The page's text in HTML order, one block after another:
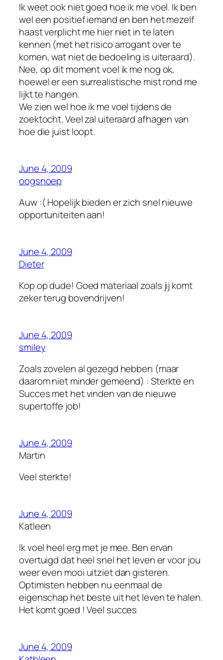
Ik weet ook niet goed hoe ik me voel. Ik ben
wel een positief iemand en ben het mezelf
haast verplicht me hier niet in te laten
kennen (met het risico arrogant over te
komen, wat niet de bedoeling is uiteraard).
Nee, op dit moment voel ik me nog ok,
hoewel er een surrealistische mist rond me
lijkt te hangen.
We zien wel hoe ik me voel tijdens de
zoektocht. Veel zal uiteraard afhagen van
hoe die juist loopt.
June 4, 2009
oogsnoep
Auw :( Hopelijk bieden er zich snel nieuwe
opportuniteiten aan!
June 4, 2009
Dieter
Kop op dude! Goed materiaal zoals jij komt
zeker terug bovendrijven!
June 4, 2009
smiley
Zoals zovelen al gezegd hebben (maar
daarom niet minder gemeend) : Sterkte en
Succes met het vinden van de nieuwe
supertoffe job!
June 4, 2009
Martin
Veel sterkte!
June 4, 2009
Katleen
Ik voel heel erg met je mee. Ben ervan
overtuigd dat heel snel het leven er voor jou
weer even mooi uitziet dan gisteren.
Optimisten hebben nu eenmaal de
eigenschap het beste uit het leven te halen.
Het komt goed ! Veel succes
June 4, 2009